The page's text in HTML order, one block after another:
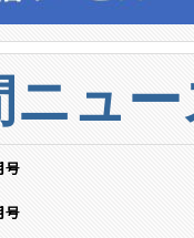
ニュ
号
号